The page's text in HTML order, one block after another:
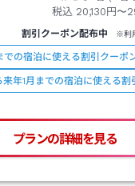
税込 20,130円〜
割引クーポン配布中 ※利
での宿泊に使える割引クーポ
来年1月までの宿泊に使える
プランの詳細を見る